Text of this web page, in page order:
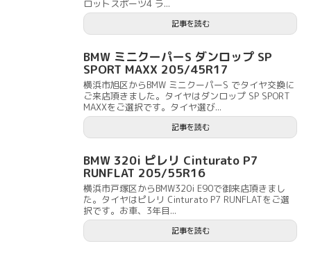
ロットスポーツ4 ラ...
記事を読む
BMW ミニクーパーS ダンロップ SP
SPORT MAXX 205/45R17
横浜市旭区からBMW ミニクーパーS でタイヤ交換に
ご来店頂きました。タイヤはダンロップ SP SPORT
MAXXをご選択です。タイヤ選び...
記事を読む
BMW 320i ピレリ Cinturato P7
RUNFLAT 205/55R16
横浜市戸塚区からBMW320i E90で御来店頂きまし
た。タイヤはピレリ Cinturato P7 RUNFLATをご選
択です。お車、3年目...
記事を読む